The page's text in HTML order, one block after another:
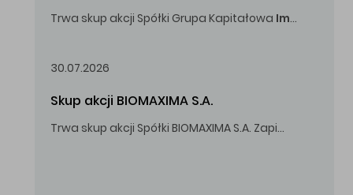
Trwa skup akcji Spółki Grupa Kapitałowa Immobile
30.07.2026
Skup akcji BIOMAXIMA S.A.
Trwa skup akcji Spółki BIOMAXIMA S.A. Zapisy do 4 sierpnia 2026 r. do godz. 16.00.